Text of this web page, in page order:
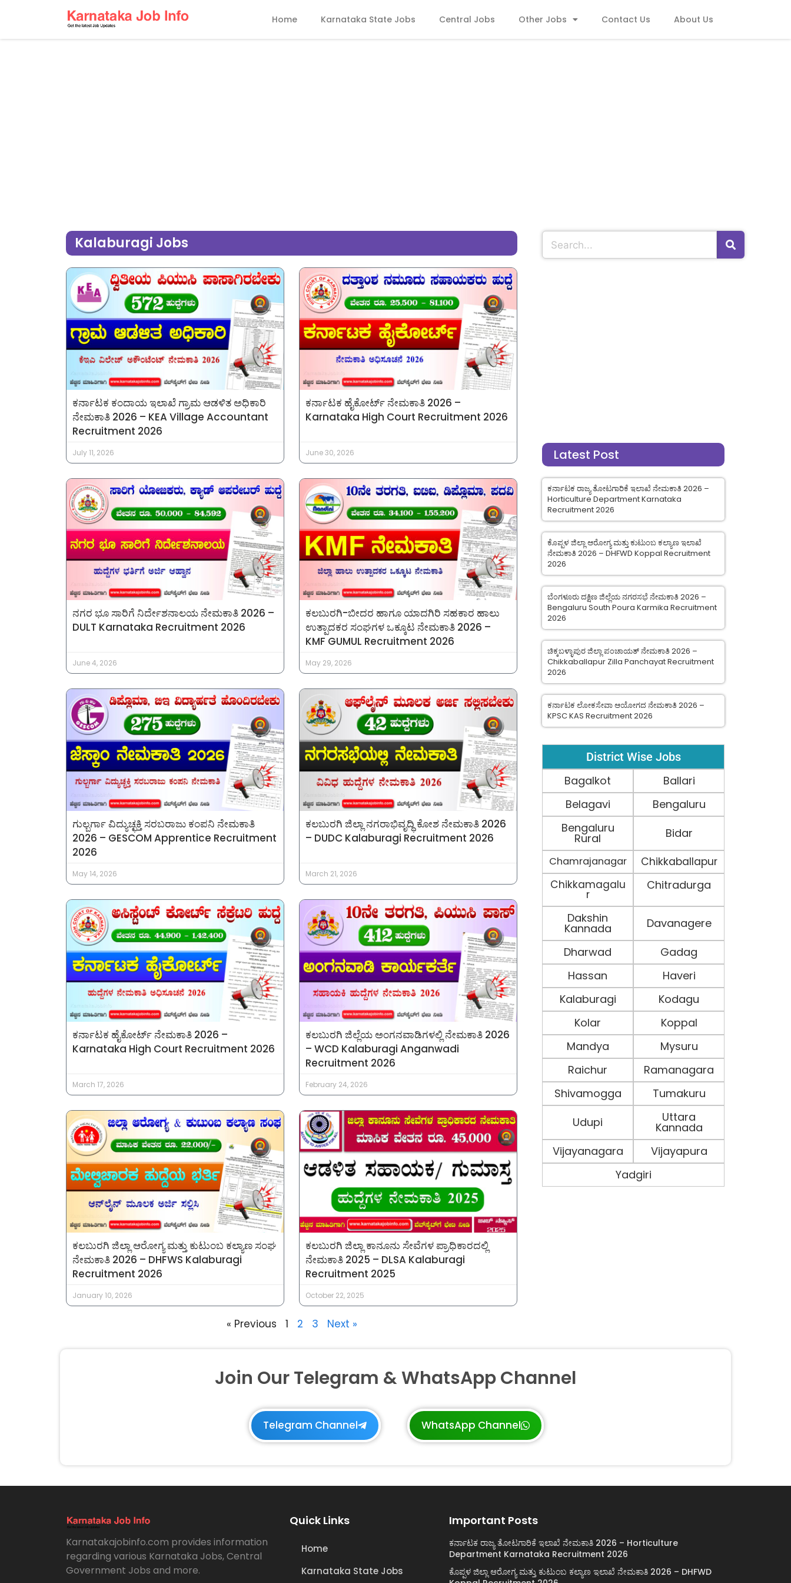
Home Karnataka State Jobs Central Jobs Other Jobs Contact Us About Us
Kalaburagi Jobs
ಕರ್ನಾಟಕ ಕಂದಾಯ ಇಲಾಖೆ ಗ್ರಾಮ ಆಡಳಿತ ಅಧಿಕಾರಿ
ನೇಮಕಾತಿ 2026 – KEA Village Accountant
Recruitment 2026
July 11, 2026
ಕರ್ನಾಟಕ ಹೈಕೋರ್ಟ್ ನೇಮಕಾತಿ 2026 –
Karnataka High Court Recruitment 2026
June 30, 2026
ನಗರ ಭೂ ಸಾರಿಗೆ ನಿರ್ದೇಶನಾಲಯ ನೇಮಕಾತಿ 2026 –
DULT Karnataka Recruitment 2026
June 4, 2026
ಕಲಬುರಗಿ-ಬೀದರ ಹಾಗೂ ಯಾದಗಿರಿ ಸಹಕಾರ ಹಾಲು
ಉತ್ಪಾದಕರ ಸಂಘಗಳ ಒಕ್ಕೂಟ ನೇಮಕಾತಿ 2026 –
KMF GUMUL Recruitment 2026
May 29, 2026
ಗುಲ್ಬರ್ಗಾ ವಿದ್ಯುಚ್ಛಕ್ತಿ ಸರಬರಾಜು ಕಂಪನಿ ನೇಮಕಾತಿ
2026 – GESCOM Apprentice Recruitment
2026
May 14, 2026
ಕಲಬುರಗಿ ಜಿಲ್ಲಾ ನಗರಾಭಿವೃದ್ಧಿ ಕೋಶ ನೇಮಕಾತಿ 2026
– DUDC Kalaburagi Recruitment 2026
March 21, 2026
ಕರ್ನಾಟಕ ಹೈಕೋರ್ಟ್ ನೇಮಕಾತಿ 2026 –
Karnataka High Court Recruitment 2026
March 17, 2026
ಕಲಬುರಗಿ ಜಿಲ್ಲೆಯ ಅಂಗನವಾಡಿಗಳಲ್ಲಿ ನೇಮಕಾತಿ 2026
– WCD Kalaburagi Anganwadi
Recruitment 2026
February 24, 2026
ಕಲಬುರಗಿ ಜಿಲ್ಲಾ ಆರೋಗ್ಯ ಮತ್ತು ಕುಟುಂಬ ಕಲ್ಯಾಣ ಸಂಘ
ನೇಮಕಾತಿ 2026 – DHFWS Kalaburagi
Recruitment 2026
January 10, 2026
ಕಲಬುರಗಿ ಜಿಲ್ಲಾ ಕಾನೂನು ಸೇವೆಗಳ ಪ್ರಾಧಿಕಾರದಲ್ಲಿ
ನೇಮಕಾತಿ 2025 – DLSA Kalaburagi
Recruitment 2025
October 22, 2025
« Previous 1 2 3 Next »
Latest Post
ಕರ್ನಾಟಕ ರಾಜ್ಯ ತೋಟಗಾರಿಕೆ ಇಲಾಖೆ ನೇಮಕಾತಿ 2026 –
Horticulture Department Karnataka
Recruitment 2026
ಕೊಪ್ಪಳ ಜಿಲ್ಲಾ ಆರೋಗ್ಯ ಮತ್ತು ಕುಟುಂಬ ಕಲ್ಯಾಣ ಇಲಾಖೆ
ನೇಮಕಾತಿ 2026 – DHFWD Koppal Recruitment
2026
ಬೆಂಗಳೂರು ದಕ್ಷಿಣ ಜಿಲ್ಲೆಯ ನಗರಸಭೆ ನೇಮಕಾತಿ 2026 –
Bengaluru South Poura Karmika Recruitment
2026
ಚಿಕ್ಕಬಳ್ಳಾಪುರ ಜಿಲ್ಲಾ ಪಂಚಾಯತ್ ನೇಮಕಾತಿ 2026 –
Chikkaballapur Zilla Panchayat Recruitment
2026
ಕರ್ನಾಟಕ ಲೋಕಸೇವಾ ಆಯೋಗದ ನೇಮಕಾತಿ 2026 –
KPSC KAS Recruitment 2026
District Wise Jobs
Bagalkot
Ballari
Belagavi
Bengaluru
Bengaluru
Rural Bidar
Chamrajanagar
Chikkaballapur
Chikkamagalu
r
Chitradurga
Dakshin
Kannada
Davanagere
Dharwad
Gadag
Hassan
Haveri
Kalaburagi
Kodagu
Kolar
Koppal
Mandya
Mysuru
Raichur
Ramanagara
Shivamogga
Tumakuru
Udupi
Uttara
Kannada
Vijayanagara
Vijayapura
Yadgiri
Join Our Telegram & WhatsApp Channel
Telegram Channel WhatsApp Channel
Karnatakajobinfo.com provides information
regarding various Karnataka Jobs, Central
Government Jobs and more.
Quick Links
Home
Karnataka State Jobs
Important Posts
ಕರ್ನಾಟಕ ರಾಜ್ಯ ತೋಟಗಾರಿಕೆ ಇಲಾಖೆ ನೇಮಕಾತಿ 2026 – Horticulture
Department Karnataka Recruitment 2026
ಕೊಪ್ಪಳ ಜಿಲ್ಲಾ ಆರೋಗ್ಯ ಮತ್ತು ಕುಟುಂಬ ಕಲ್ಯಾಣ ಇಲಾಖೆ ನೇಮಕಾತಿ 2026 – DHFWD